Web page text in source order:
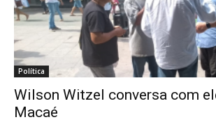
Política
Wilson Witzel conversa com
Macaé